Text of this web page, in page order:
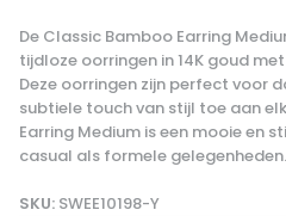
De Classic Bamboo Earring
tijdloze oorringen in 14K goud
Deze oorringen zijn perfect voor
subtiele touch van stijl toe aan
Earring Medium is een mooie en
casual als formele
SKU: SWEE10198-Y